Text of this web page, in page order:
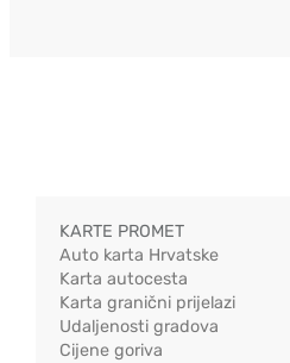
KARTE PROMET
Auto karta Hrvatske
Karta autocesta
Karta granični prijelazi
Udaljenosti gradova
Cijene goriva